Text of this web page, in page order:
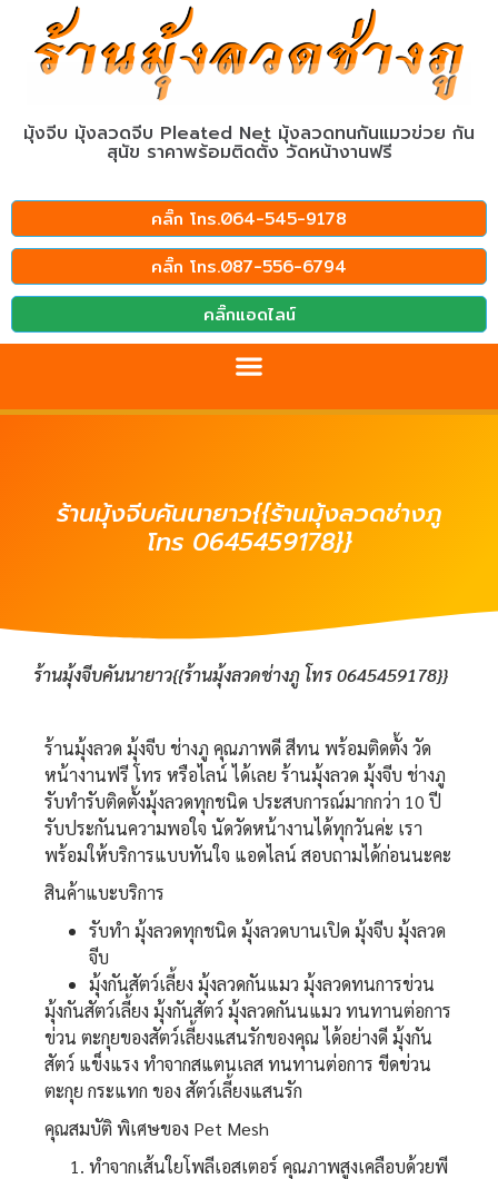
มุ้งจีบ มุ้งลวดจีบ Pleated Net มุ้งลวดทนกันแมวข่วย กัน
สุนัข ราคาพร้อมติดตั้ง วัดหน้างานฟรี
คลิ๊ก โทร.064-545-9178
คลิ๊ก โทร.087-556-6794
คลิ๊กแอดไลน์
ร้านมุ้งจีบคันนายาว{{ร้านมุ้งลวดช่างภู
โทร 0645459178}}
ร้านมุ้งจีบคันนายาว{{ร้านมุ้งลวดช่างภู โทร 0645459178}}
ร้านมุ้งลวด มุ้งจีบ ช่างภู คุณภาพดี สีทน พร้อมติดตั้ง วัด
หน้างานฟรี โทร หรือไลน์ ได้เลย ร้านมุ้งลวด มุ้งจีบ ช่างภู
รับทำรับติดตั้งมุ้งลวดทุกชนิด ประสบการณ์มากกว่า 10 ปี
รับประกันนความพอใจ นัดวัดหน้างานได้ทุกวันค่ะ เรา
พร้อมให้บริการแบบทันใจ แอดไลน์ สอบถามได้ก่อนนะคะ
สินค้าแบะบริการ
รับทำ มุ้งลวดทุกชนิด มุ้งลวดบานเปิด มุ้งจีบ มุ้งลวด
จีบ
มุ้งกันสัตว์เลี้ยง มุ้งลวดกันแมว มุ้งลวดทนการข่วน
มุ้งกันสัตว์เลี้ยง มุ้งกันสัตว์ มุ้งลวดกันนแมว ทนทานต่อการ
ข่วน ตะกุยของสัตว์เลี้ยงแสนรักของคุณ ได้อย่างดี มุ้งกัน
สัตว์ แข็งแรง ทำจากสแตนเลส ทนทานต่อการ ขีดข่วน
ตะกุย กระแทก ของ สัตว์เลี้ยงแสนรัก
คุณสมบัติ พิเศษของ Pet Mesh
ทำจากเส้นใยโพลีเอสเตอร์ คุณภาพสูงเคลือบด้วยพี